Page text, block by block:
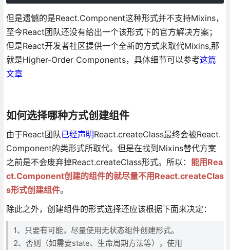
但是遗憾的是React.Component这种形式并不支持Mixins，
至今React团队还没有给出一个该形式下的官方解决方案；
但是React开发者社区提供一个全新的方式来取代Mixins,那
就是Higher-Order Components，具体细节可以参考这篇
文章
如何选择哪种方式创建组件
由于React团队已经声明React.createClass最终会被React.
Component的类形式所取代。但是在找到Mixins替代方案
之前是不会废弃掉React.createClass形式。所以： 能用Rea
ct.Component创建的组件的就尽量不用React.createClas
s形式创建组件。
除此之外，创建组件的形式选择还应该根据下面来决定：
1、只要有可能，尽量使用无状态组件创建形式。
2、否则（如需要state、生命周期方法等），使用